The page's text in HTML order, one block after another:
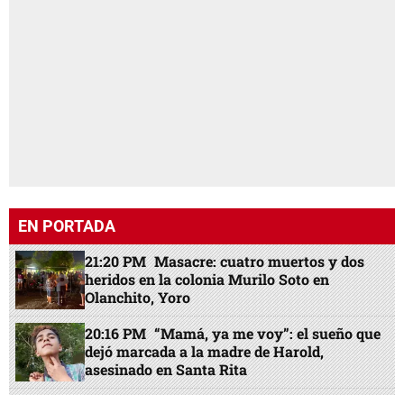
EN PORTADA
21:20 PM Masacre: cuatro muertos y dos
heridos en la colonia Murilo Soto en
Olanchito, Yoro
20:16 PM “Mamá, ya me voy”: el sueño que
dejó marcada a la madre de Harold,
asesinado en Santa Rita